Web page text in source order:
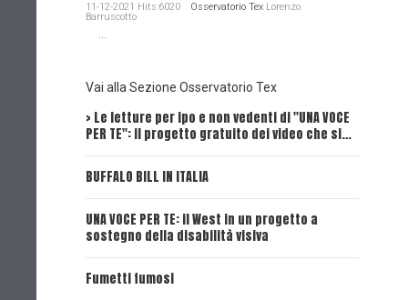
11-12-2021 Hits:6020 Osservatorio Tex Lorenzo
Barruscotto
...
Vai alla Sezione Osservatorio Tex
> Le letture per ipo e non vedenti di "UNA VOCE
PER TE": il progetto gratuito dei video che si…
BUFFALO BILL IN ITALIA
UNA VOCE PER TE: il West in un progetto a
sostegno della disabilità visiva
Fumetti fumosi